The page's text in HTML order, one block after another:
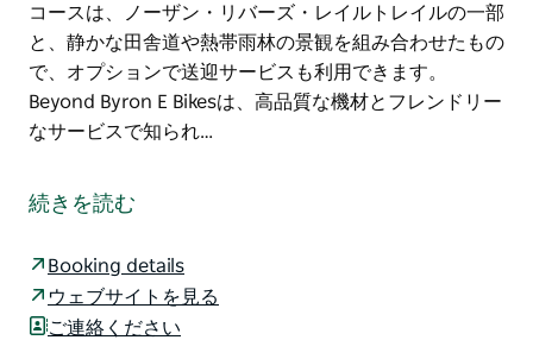
コースは、ノーザン・リバーズ・レイルトレイルの一部
と、静かな田舎道や熱帯雨林の景観を組み合わせたもの
で、オプションで送迎サービスも利用できます。
Beyond Byron E Bikesは、高品質な機材とフレンドリー
なサービスで知られ…
トレイルの南端の向かい、ムーボールに位置する高級電
動自転車レンタル店です。
レイルトレイルとその周辺の内陸部を自分のペースで探
索したいライダーのために、セルフガイド式の電動自転
車レンタルを専門としています。ムーボールの店舗は、
続きを読む
Booking details
ウェブサイトを見る
ご連絡ください